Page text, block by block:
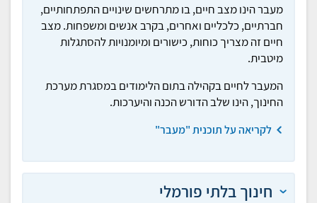
מעבר הינו מצב חיים, בו מתרחשים שינויים התפתחותיים,
חברתיים, כלכליים ואחרים, בקרב אנשים ומשפחות. מצב
חיים זה מצריך כוחות, כישורים ומיומנויות להסתגלות
מיטבית.
המעבר לחיים בקהילה בתום הלימודים במסגרת מערכת
החינוך, הינו שלב הדורש הכנה והיערכות.
לקריאה על תוכנית "מעבר"
חינוך בלתי פורמלי